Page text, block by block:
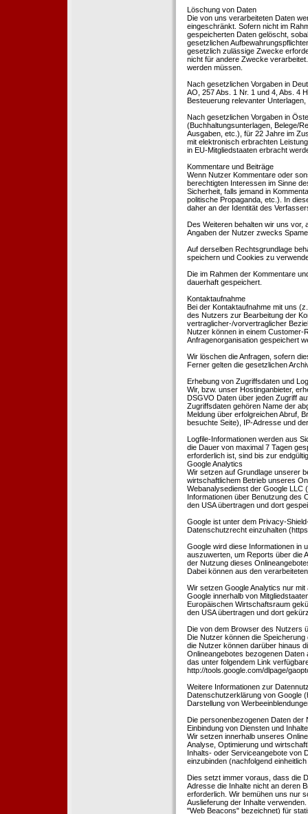
Löschung von Daten
Die von uns verarbeiteten Daten
eingeschränkt. Sofern nicht im
gespeicherten Daten gelöscht,
gesetzlichen
gesetzlich zulässige Zwecke
nicht für andere Zwecke
werden müssen.
Nach gesetzlichen Vorgaben in
AO, 257 Abs. 1 Nr. 1 und 4, Abs. 4
Besteuerung relevanter
Nach gesetzlichen Vorgaben in
(Buchhaltungsunterlagen, Belege/
Ausgaben, etc.), für 22 Jahre im
mit elektronisch erbrachten
in EU-Mitgliedstaaten erbracht
Kommentare und Beiträge
Wenn Nutzer Kommentare oder
berechtigten Interessen im Sinne
Sicherheit, falls jemand in
politische Propaganda, etc.). In
daher an der Identität des
Des Weiteren behalten wir uns vor,
Angaben der Nutzer zwecks
Auf derselben Rechtsgrundlage
speichern und Cookies zu
Die im Rahmen der Kommentare
dauerhaft gespeichert.
Kontaktaufnahme
Bei der Kontaktaufnahme mit uns
des Nutzers zur Bearbeitung der
vertraglicher-/vorvertraglicher
Nutzer können in einem Customer-
Anfragenorganisation gespeichert
Wir löschen die Anfragen, sofern
Ferner gelten die gesetzlichen
Erhebung von Zugriffsdaten und
Wir, bzw. unser Hostinganbieter,
DSGVO Daten über jeden Zugriff
Zugriffsdaten gehören Name der
Meldung über erfolgreichen Abruf,
besuchte Seite), IP-Adresse und
Logfile-Informationen werden aus
die Dauer von maximal 7 Tagen
erforderlich ist, sind bis zur
Google Analytics
Wir setzen auf Grundlage unserer
wirtschaftlichem Betrieb unseres
Webanalysedienst der Google LLC
Informationen über Benutzung des
den USA übertragen und dort
Google ist unter dem Privacy-
Datenschutzrecht einzuhalten
Google wird diese Informationen in
auszuwerten, um Reports über die
der Nutzung dieses
Dabei können aus den
Wir setzen Google Analytics nur
Google innerhalb von
Europäischen Wirtschaftsraum
den USA übertragen und dort
Die von dem Browser des Nutzers
Die Nutzer können die
die Nutzer können darüber hinaus
Onlineangebotes bezogenen
das unter folgendem Link
http://tools.google.com/dlpage/
Weitere Informationen zur
Datenschutzerklärung von Google
Darstellung von
Die personenbezogenen Daten der
Einbindung von Diensten und
Wir setzen innerhalb unseres
Analyse, Optimierung und
Inhalts- oder Serviceangebote von
einzubinden (nachfolgend
Dies setzt immer voraus, dass die
Adresse die Inhalte nicht an deren
erforderlich. Wir bemühen uns nur
Auslieferung der Inhalte
"Web Beacons" bezeichnet) für